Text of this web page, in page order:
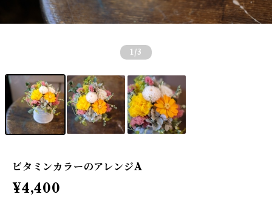
1 /3
ビタミンカラーのアレンジA
¥4,400